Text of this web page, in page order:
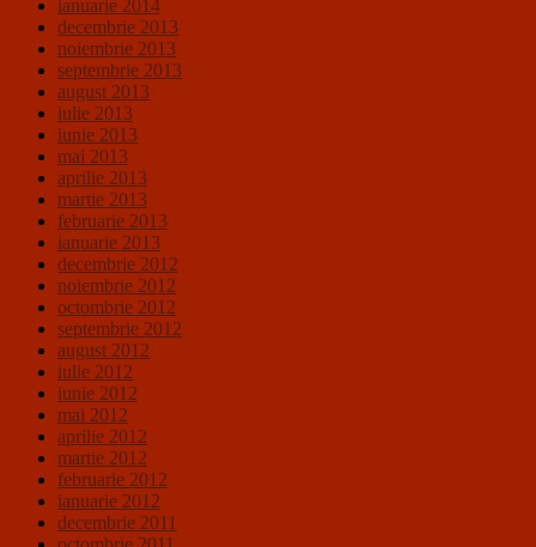
ianuarie 2014
decembrie 2013
noiembrie 2013
septembrie 2013
august 2013
iulie 2013
iunie 2013
mai 2013
aprilie 2013
martie 2013
februarie 2013
ianuarie 2013
decembrie 2012
noiembrie 2012
octombrie 2012
septembrie 2012
august 2012
iulie 2012
iunie 2012
mai 2012
aprilie 2012
martie 2012
februarie 2012
ianuarie 2012
decembrie 2011